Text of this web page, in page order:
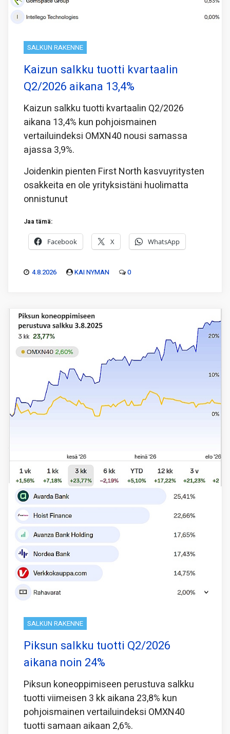
SALKUN RAKENNE
Kaizun salkku tuotti kvartaalin
Q2/2026 aikana 13,4%
Kaizun salkku tuotti kvartaalin Q2/2026
aikana 13,4% kun pohjoismainen
vertailuindeksi OMXN40 nousi samassa
ajassa 3,9%.
Joidenkin pienten First North kasvuyritysten
osakkeita en ole yrityksistäni huolimatta
onnistunut
Jaa tämä:
Facebook X WhatsApp
4.8.2026 KAI NYMAN 0
SALKUN RAKENNE
Piksun salkku tuotti Q2/2026
aikana noin 24%
Piksun koneoppimiseen perustuva salkku
tuotti viimeisen 3 kk aikana 23,8% kun
pohjoismainen vertailuindeksi OMXN40
tuotti samaan aikaan 2,6%.